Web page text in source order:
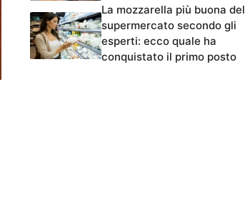
La mozzarella più buona del
supermercato secondo gli
esperti: ecco quale ha
conquistato il primo posto